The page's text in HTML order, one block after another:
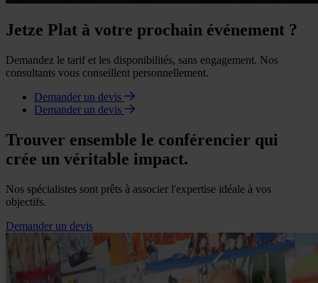
Jetze Plat à votre prochain événement ?
Demandez le tarif et les disponibilités, sans engagement. Nos
consultants vous conseillent personnellement.
Demander un devis
Demander un devis
Trouver ensemble le conférencier qui
crée un véritable impact.
Nos spécialistes sont prêts à associer l'expertise idéale à vos
objectifs.
Demander un devis